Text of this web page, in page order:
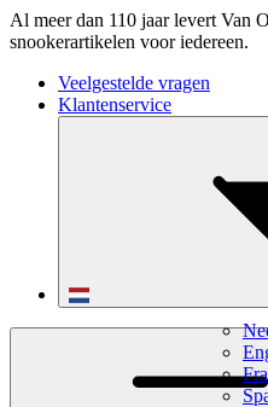
Al meer dan 110 jaar levert Van
snookerartikelen voor iedereen.
Veelgestelde vragen
Klantenservice